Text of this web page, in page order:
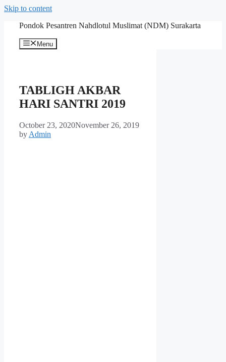
Skip to content
Pondok Pesantren Nahdlotul Muslimat (NDM) Surakarta
Menu
TABLIGH AKBAR
HARI SANTRI 2019
October 23, 2020November 26, 2019
by Admin